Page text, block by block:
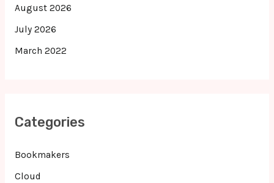
August 2026
July 2026
March 2022
Categories
Bookmakers
Cloud